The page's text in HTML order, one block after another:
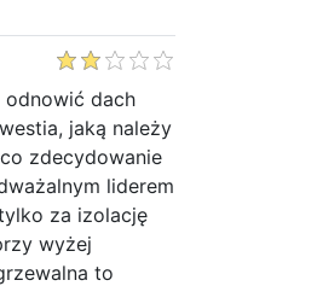
odnowić dach
jaką należy
zdecydowanie
liderem
za izolację
wyżej
to